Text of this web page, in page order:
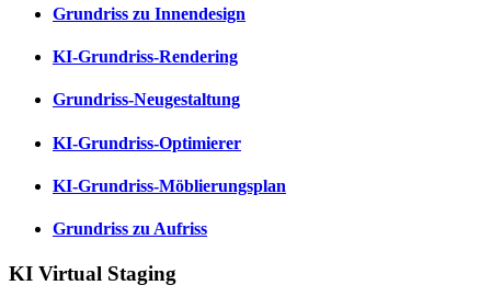
Grundriss zu Innendesign
KI-Grundriss-Rendering
Grundriss-Neugestaltung
KI-Grundriss-Optimierer
KI-Grundriss-Möblierungsplan
Grundriss zu Aufriss
KI Virtual Staging